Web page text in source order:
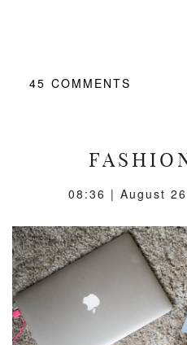
45 COMMENTS
08:36 | August